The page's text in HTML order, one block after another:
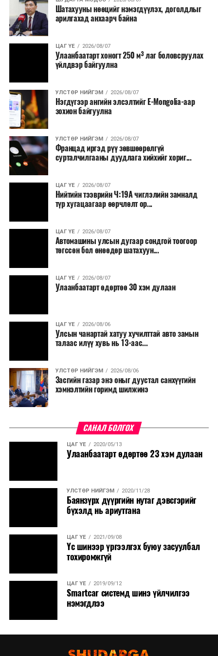
Шатахууны нөөцийг нэмэгдүүлэх, доголдлыг
арилгахад анхаарч байна
ЦАГ ҮЕ 2026/08/07
Улаанбаатарт хоногт 250 м³ лаг боловсруулах
үйлдвэр байгуулна
УЛСТӨР НИЙГЭМ 2026/08/07
Нэгдүгээр ангийн элсэлтийг E-Mongolia-аар
зохион байгуулна
УЛСТӨР НИЙГЭМ 2026/08/07
Францад иргэд рүү зөвшөөрөлгүй
сурталчилгааны дуудлага хийхийг хориг...
ЦАГ ҮЕ 2026/08/07
Нийтийн тээврийн Ч:19А чиглэлийн замналд
түр хугацаагаар өөрчлөлт ор...
ЦАГ ҮЕ 2026/08/07
Автомашины улсын дугаар сондгой тоогоор
төгссөн бол өнөөдөр шатахуун...
ЦАГ ҮЕ 2026/08/07
Улаанбаатарт өдөртөө 30 хэм дулаан
ЦАГ ҮЕ 2026/08/06
Улсын чанартай хатуу хучилттай авто замын
талаас илүү хувь нь 13-аас...
УЛСТӨР НИЙГЭМ 2026/08/06
Засгийн газар энэ оныг дуустал санхүүгийн
хэмнэлтийн горимд шилжинэ
САНАЛ БОЛГОХ
ЦАГ ҮЕ 2020/05/13
Улаанбаатарт өдөртөө 23 хэм дулаан
УЛСТӨР НИЙГЭМ 2020/11/28
Баянзүрх дүүргийн нутаг дэвсгэрийг
бүхэлд нь ариутгана
ЦАГ ҮЕ 2021/09/08
Үс шинээр үргээлгэх буюу засуулбал
тохиромжгүй
ЦАГ ҮЕ 2019/09/12
Smartcar системд шинэ үйлчилгээ
нэмэгдлээ